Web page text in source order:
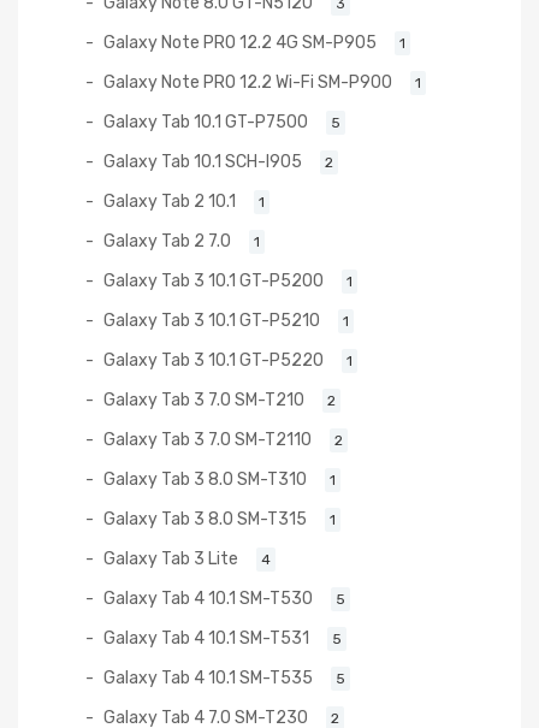
Galaxy Note PRO 12.2 4G SM-P905 1
Galaxy Note PRO 12.2 Wi-Fi SM-P900 1
Galaxy Tab 10.1 GT-P7500 5
Galaxy Tab 10.1 SCH-I905 2
Galaxy Tab 2 10.1 1
Galaxy Tab 2 7.0 1
Galaxy Tab 3 10.1 GT-P5200 1
Galaxy Tab 3 10.1 GT-P5210 1
Galaxy Tab 3 10.1 GT-P5220 1
Galaxy Tab 3 7.0 SM-T210 2
Galaxy Tab 3 7.0 SM-T2110 2
Galaxy Tab 3 8.0 SM-T310 1
Galaxy Tab 3 8.0 SM-T315 1
Galaxy Tab 3 Lite 4
Galaxy Tab 4 10.1 SM-T530 5
Galaxy Tab 4 10.1 SM-T531 5
Galaxy Tab 4 10.1 SM-T535 5
Galaxy Tab 4 7.0 SM-T230 2